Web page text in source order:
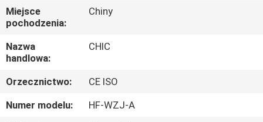
O
NAS
WYCIECZKA
PO
FABRYCE
Miejsce
pochodzenia:
Chiny
Nazwa
handlowa:
CHIC
Orzecznictwo:
CE ISO
Numer modelu:
HF-WZJ-A